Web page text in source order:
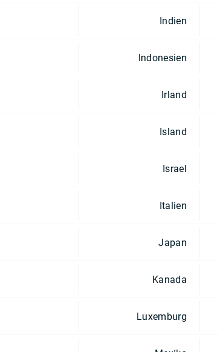
Indien
Indonesien
Irland
Island
Israel
Italien
Japan
Kanada
Luxemburg